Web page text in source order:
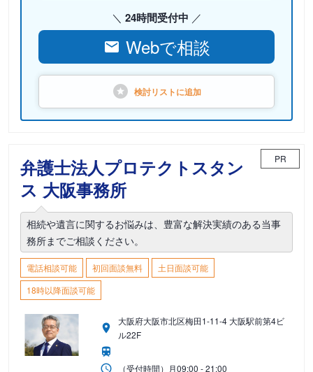
24時間受付中
Webで相談
検討リストに追加
弁護士法人プロテクトスタン
ス 大阪事務所
PR
相続や遺言に関するお悩みは、豊富な解決実績のある当事
務所までご相談ください。
電話相談可能 初回面談無料
土日面談可能
18時以降面談可能
大阪府大阪市北区梅田1-11-4 大阪駅前第4ビ
ル22F
（受付時間） 月09:00 - 21:00